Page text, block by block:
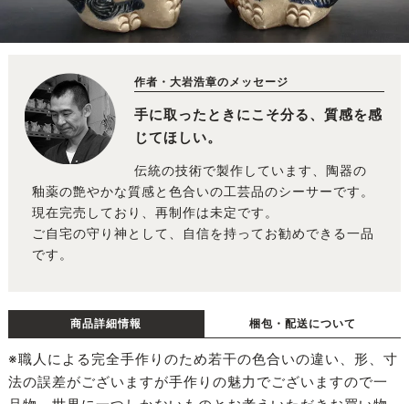
作者・大岩浩章のメッセージ
手に取ったときにこそ分る、質感を感
じてほしい。
伝統の技術で製作しています、陶器の
釉薬の艶やかな質感と色合いの工芸品のシーサーです。
現在完売しており、再制作は未定です。
ご自宅の守り神として、自信を持ってお勧めできる一品
です。
商品詳細情報 梱包・配送について
※職人による完全手作りのため若干の色合いの違い、形、寸
法の誤差がございますが手作りの魅力でございますので一